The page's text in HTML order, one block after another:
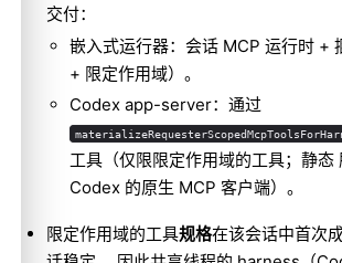
交付：
嵌入式运行器：会话 MCP 运行时 +
+ 限定作用域）。
Codex app-server：通过
工具（仅限限定作用域的工具；静态
Codex 的原生 MCP 客户端）。
限定作用域的工具规格在该会话中首次